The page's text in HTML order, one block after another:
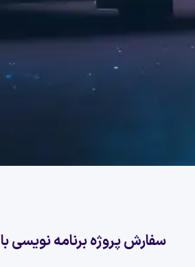
سفارش پروژه برنامه نویسی با R از طریق پارس‌کدرز